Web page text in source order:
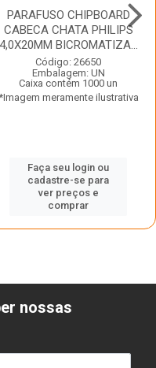
PARAFUSO CHIPBOARD
CABECA CHATA PHILIPS
4,0X20MM BICROMATIZA...
Código: 26650
Embalagem: UN
Caixa contém 1000 un
meramente ilustrativa
Faça seu login ou
cadastre-se para
ver preços e
comprar
nossas